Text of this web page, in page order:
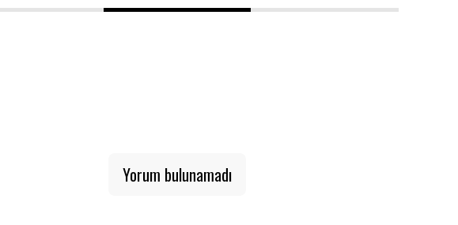
1 2 3
Yorum bulunamadı